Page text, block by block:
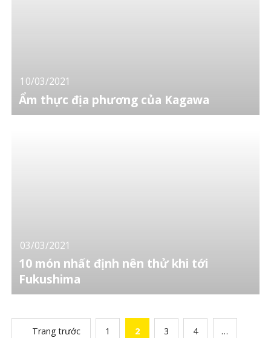
10/03/2021
Ẩm thực địa phương của Kagawa
03/03/2021
10 món nhất định nên thử khi tới
Fukushima
Trang trước 1 2 3 4 …